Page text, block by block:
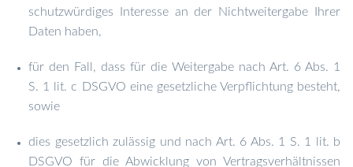
schutzwürdiges Interesse an der Nichtweitergabe Ihrer
Daten haben,
für den Fall, dass für die Weitergabe nach Art. 6 Abs. 1
S. 1 lit. c DSGVO eine gesetzliche Verpflichtung besteht,
sowie
dies gesetzlich zulässig und nach Art. 6 Abs. 1 S. 1 lit. b
DSGVO für die Abwicklung von Vertragsverhältnissen